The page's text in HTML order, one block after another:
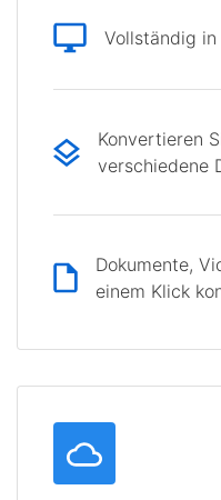
Vollständig
Konvertieren
verschiedene
Dokumente,
einem Klick